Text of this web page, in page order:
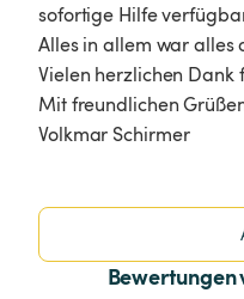
sofortige Hilfe
Alles in allem war alles
Vielen herzlichen Dank
Mit freundlichen